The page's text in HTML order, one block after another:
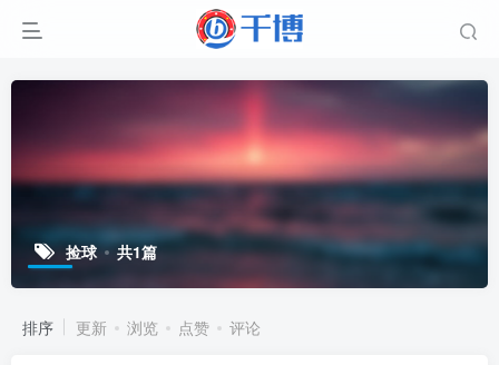
捡球 共1篇
排序 更新 浏览 点赞 评论